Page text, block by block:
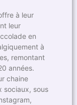
à leur
leur
en
à
remontant
années.
chaine
sociaux, sous